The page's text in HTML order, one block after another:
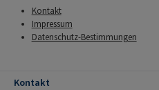
Kontakt
Impressum
Datenschutz-Bestimmungen
Kontakt